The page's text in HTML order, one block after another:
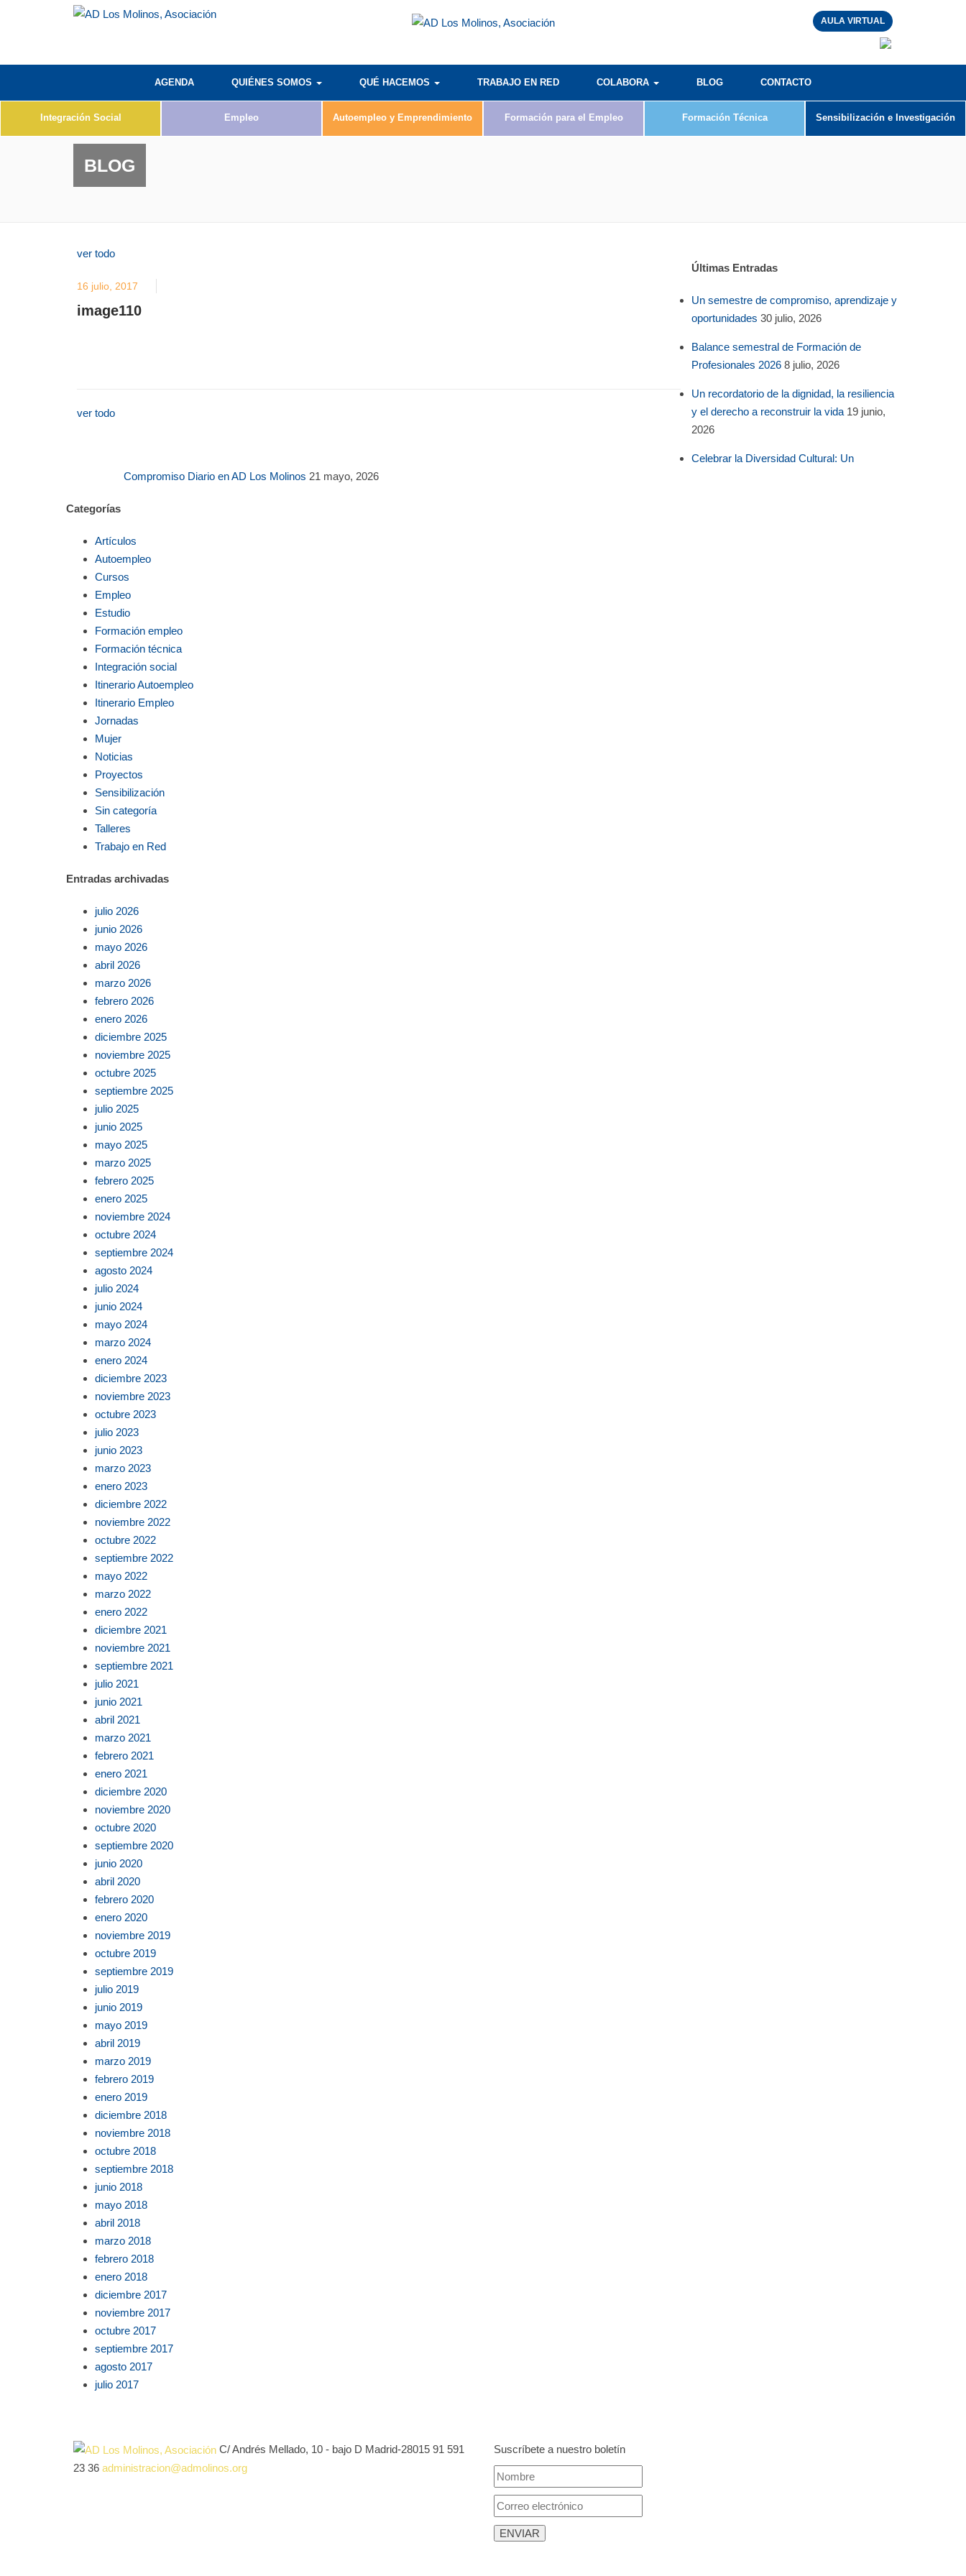
AULA VIRTUAL
AGENDA QUIÉNES SOMOS QUÉ HACEMOS TRABAJO EN RED COLABORA BLOG CONTACTO
Integración Social Empleo Autoempleo y Emprendimiento Formación para el Empleo Formación Técnica Sensibilización e Investigación
BLOG
ver todo
16 julio, 2017
image110
ver todo
Últimas Entradas
Un semestre de compromiso, aprendizaje y
oportunidades 30 julio, 2026
Balance semestral de Formación de
Profesionales 2026 8 julio, 2026
Un recordatorio de la dignidad, la resiliencia
y el derecho a reconstruir la vida 19 junio,
2026
Celebrar la Diversidad Cultural: Un
Compromiso Diario en AD Los Molinos 21 mayo, 2026
Categorías
Artículos
Autoempleo
Cursos
Empleo
Estudio
Formación empleo
Formación técnica
Integración social
Itinerario Autoempleo
Itinerario Empleo
Jornadas
Mujer
Noticias
Proyectos
Sensibilización
Sin categoría
Talleres
Trabajo en Red
Entradas archivadas
julio 2026
junio 2026
mayo 2026
abril 2026
marzo 2026
febrero 2026
enero 2026
diciembre 2025
noviembre 2025
octubre 2025
septiembre 2025
julio 2025
junio 2025
mayo 2025
marzo 2025
febrero 2025
enero 2025
noviembre 2024
octubre 2024
septiembre 2024
agosto 2024
julio 2024
junio 2024
mayo 2024
marzo 2024
enero 2024
diciembre 2023
noviembre 2023
octubre 2023
julio 2023
junio 2023
marzo 2023
enero 2023
diciembre 2022
noviembre 2022
octubre 2022
septiembre 2022
mayo 2022
marzo 2022
enero 2022
diciembre 2021
noviembre 2021
septiembre 2021
julio 2021
junio 2021
abril 2021
marzo 2021
febrero 2021
enero 2021
diciembre 2020
noviembre 2020
octubre 2020
septiembre 2020
junio 2020
abril 2020
febrero 2020
enero 2020
noviembre 2019
octubre 2019
septiembre 2019
julio 2019
junio 2019
mayo 2019
abril 2019
marzo 2019
febrero 2019
enero 2019
diciembre 2018
noviembre 2018
octubre 2018
septiembre 2018
junio 2018
mayo 2018
abril 2018
marzo 2018
febrero 2018
enero 2018
diciembre 2017
noviembre 2017
octubre 2017
septiembre 2017
agosto 2017
julio 2017
C/ Andrés Mellado, 10 - bajo D Madrid-28015 91 591
23 36 administracion@admolinos.org
Suscríbete a nuestro boletín